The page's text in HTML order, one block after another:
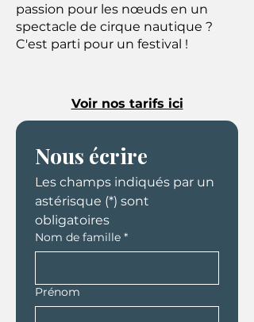
passion pour les nœuds en un
spectacle de cirque nautique ?
C'est parti pour un festival !
Voir nos tarifs ici
Nous écrire
Les champs indiqués par un
astérisque (*) sont
obligatoires
Nom de famille *
Prénom